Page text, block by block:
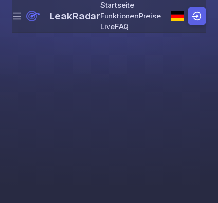
Skip to content
Menu LeakRadar
Startseite
FunktionenPreise
LiveFAQ